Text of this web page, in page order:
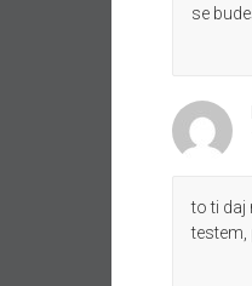
se
to ti daj
testem,